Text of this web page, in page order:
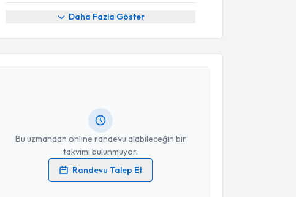
Daha Fazla Göster
Bu uzmandan online randevu alabileceğin bir
takvimi bulunmuyor.
Randevu Talep Et
Kişisel verilerimin işlenmesine ilişkinAydınlatma Metni